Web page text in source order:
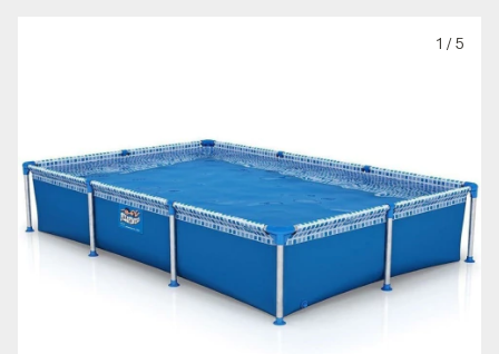
1 /5